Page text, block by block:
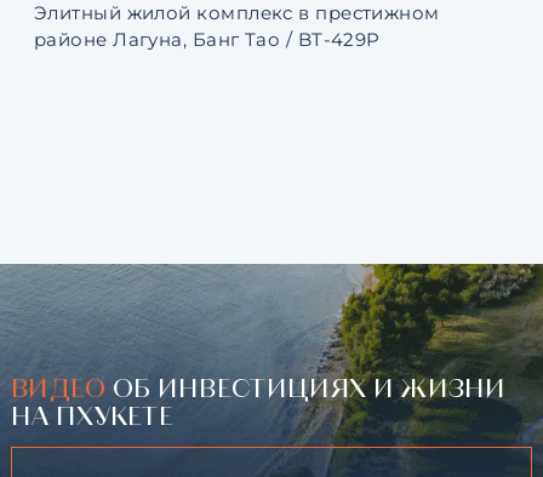
Элитный жилой комплекс в престижном
районе Лагуна, Банг Тао / BT-429P
ВИДЕО ОБ ИНВЕСТИЦИЯХ И ЖИЗНИ
НА ПХУКЕТЕ